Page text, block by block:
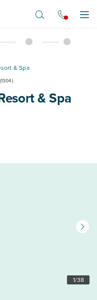
& Spa
(1304)
& Spa
1/38